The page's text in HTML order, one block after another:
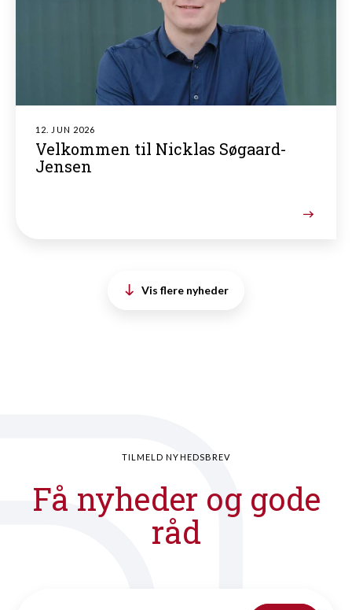
12. JUN 2026
Velkommen til Nicklas Søgaard-
Jensen
Vis flere nyheder
TILMELD NYHEDSBREV
Få nyheder og gode
råd